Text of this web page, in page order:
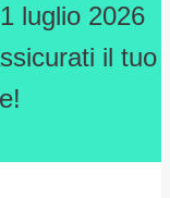
luglio 2026
il tuo